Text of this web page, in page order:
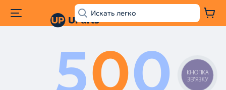
500
КНОПКА
ЗВ'ЯЗКУ